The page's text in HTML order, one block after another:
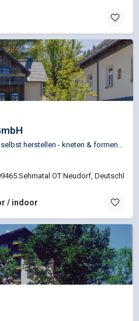
Weihrichkarzle (Räucherkerzen) selbst herstellen - kneten & formen der Räucherkerzen aus natürlichen…
Sehmatal OT Neudorf, Deutschland
/ indoor